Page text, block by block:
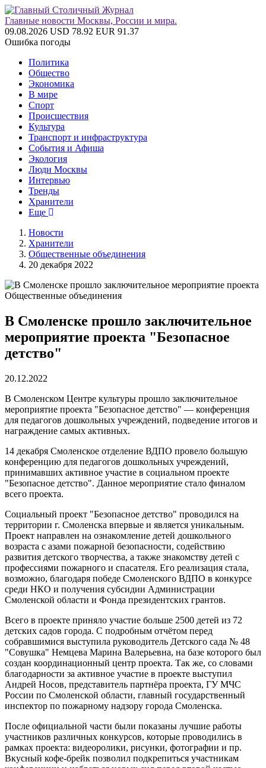
Главные новости Москвы, России и мира.
09.08.2026 USD 78.92 EUR 91.37
Ошибка погоды
Политика
Общество
Экономика
В мире
Спорт
Происшествия
Культура
Транспорт и инфраструктура
События и Афиша
Экология
Люди Москвы
Интервью
Тренды
Хранители
Еще
Новости
Хранители
Общественные объединения
20 декабря 2022
Общественные объединения
В Смоленске прошло заключительное
мероприятие проекта "Безопасное
детство"
20.12.2022
В Смоленском Центре культуры прошло заключительное
мероприятие проекта "Безопасное детство" — конференция
для педагогов дошкольных учреждений, подведение итогов и
награждение самых активных.
14 декабря Смоленское отделение ВДПО провело большую
конференцию для педагогов дошкольных учреждений,
принимавших активное участие в социальном проекте
"Безопасное детство". Данное мероприятие стало финалом
всего проекта.
Социальный проект "Безопасное детство" проводился на
территории г. Смоленска впервые и является уникальным.
Проект направлен на ознакомление детей дошкольного
возраста с азами пожарной безопасности, содействию
развития детского творчества, а также знакомству детей с
профессиями пожарного и спасателя. Его реализация стала,
возможно, благодаря победе Смоленского ВДПО в конкурсе
среди НКО и получения субсидии Администрации
Смоленской области и Фонда президентских грантов.
Всего в проекте приняло участие больше 2500 детей из 72
детских садов города. С подробным отчётом перед
собравшимися выступила руководитель Детского сада № 48
"Совушка" Немцева Марина Валерьевна, на базе которого был
создан координационный центр проекта. Так же, со словами
благодарности за активное участие в проекте выступил
Андрей Носов, представитель партнёра проекта, ГУ МЧС
России по Смоленской области, главный государственный
инспектор по пожарному надзору города Смоленска.
После официальной части были показаны лучшие работы
участников различных конкурсов, которые проводились в
рамках проекта: видеоролики, рисунки, фотографии и пр.
Вкусный кофе-брейк позволил подкрепиться участникам